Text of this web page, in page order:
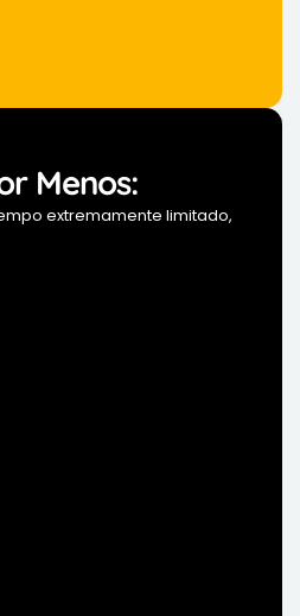
Menos:
extremamente limitado,